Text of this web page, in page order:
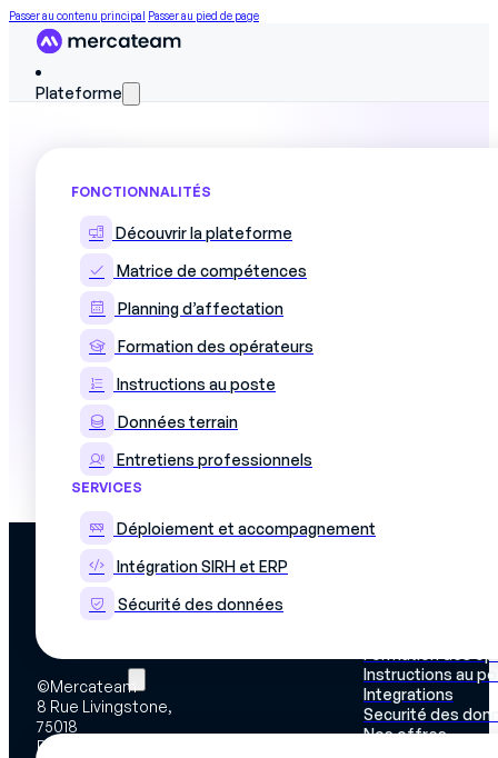
Passer au contenu principal Passer au pied de page
Plateforme
FONCTIONNALITÉS
Découvrir la plateforme
Matrice de compétences
Planning d’affectation
Formation des opérateurs
Instructions au poste
Données terrain
Entretiens professionnels
SERVICES
Déploiement et accompagnement
Intégration SIRH et ERP
Sécurité des données
Cas d'usage
Comment Guerlain digitalise
Découvrez comment Guerlain (groupe
plannings et a assuré un meilleur suivi de
Tous les enjeux et bonnes pratiques avec le
Guerlain.
Simplifiez la gestion des compétences
et des plannings de production
©Mercateam
8 Rue Livingstone,
75018
PARIS
Instructions au
Integrations
Securité des
Nos offres